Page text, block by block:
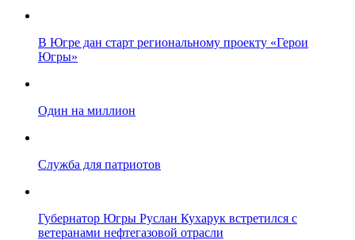
В Югре дан старт региональному проекту «Герои
Югры»
Один на миллион
Служба для патриотов
Губернатор Югры Руслан Кухарук встретился с
ветеранами нефтегазовой отрасли